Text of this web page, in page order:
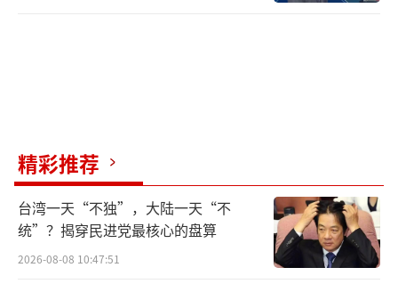
精彩推荐
台湾一天“不独”，大陆一天“不
统”？揭穿民进党最核心的盘算
2026-08-08 10:47:51